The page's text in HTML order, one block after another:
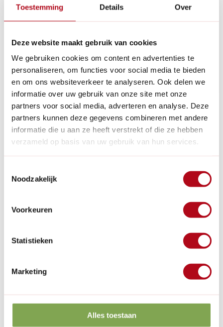
Toestemming Details Over
Deze website maakt gebruik van cookies
We gebruiken cookies om content en advertenties te
personaliseren, om functies voor social media te bieden
en om ons websiteverkeer te analyseren. Ook delen we
informatie over uw gebruik van onze site met onze
partners voor social media, adverteren en analyse. Deze
partners kunnen deze gegevens combineren met andere
informatie die u aan ze heeft verstrekt of die ze hebben
verzameld op basis van uw gebruik van hun services.
Noodzakelijk
Voorkeuren
Statistieken
Marketing
Alles toestaan
Noir - Zeep Pompfles
€15,95
Noir - Zwarte zeep in
€7,95
Handcrème - 75 ml -
Op voorraad
€14,95
1